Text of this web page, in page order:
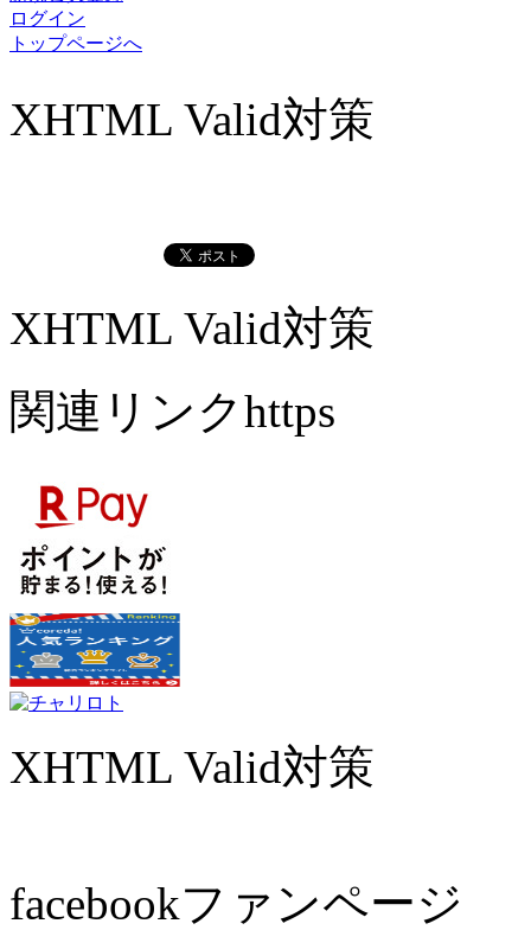
ログイン
トップページへ
XHTML Valid対策
XHTML Valid対策
関連リンクhttps
XHTML Valid対策
facebookファンページ